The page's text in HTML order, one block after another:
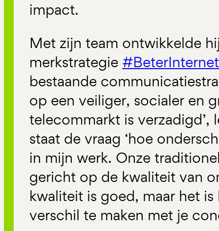
impact.
Met zijn team ontwikkelde
merkstrategie #BeterInternet
bestaande
op een veiliger, socialer en
telecommarkt is verzadigd’,
staat de vraag ‘hoe
in mijn werk. Onze
gericht op de kwaliteit van
kwaliteit is goed, maar het
verschil te maken met je